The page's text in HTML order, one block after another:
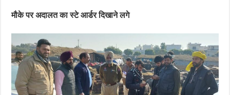
मौके पर अदालत का स्टे आर्डर दिखाने लगे